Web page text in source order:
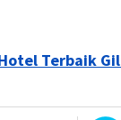
Terbaik